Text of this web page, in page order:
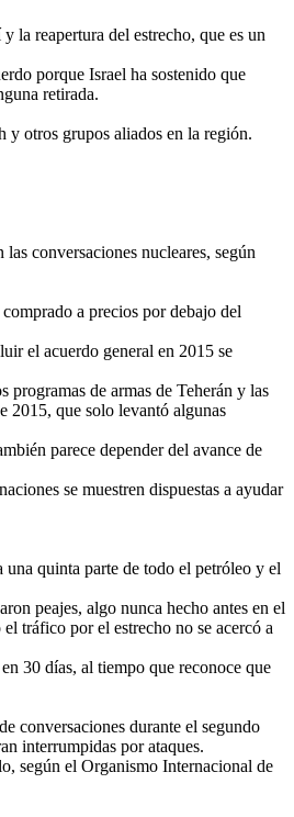
la reapertura del estrecho, que es un
porque Israel ha sostenido que
retirada.
y otros grupos aliados en la región.
conversaciones nucleares, según
a precios por debajo del
el acuerdo general en 2015 se
de armas de Teherán y las
2015, que solo levantó algunas
parece depender del avance de
se muestren dispuestas a ayudar
quinta parte de todo el petróleo y el
peajes, algo nunca hecho antes en el
tráfico por el estrecho no se acercó a
30 días, al tiempo que reconoce que
conversaciones durante el segundo
interrumpidas por ataques.
según el Organismo Internacional de